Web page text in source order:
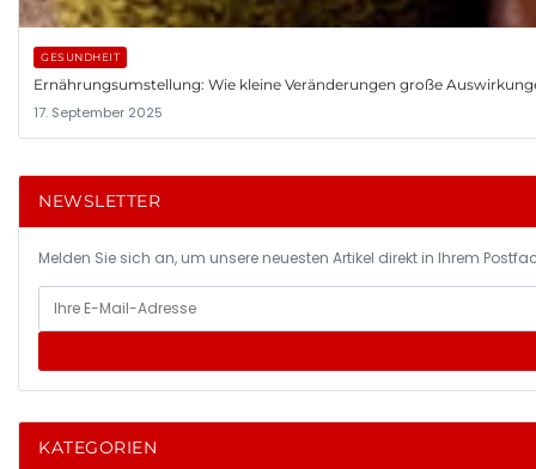
GESUNDHEIT
Ernährungsumstellung: Wie kleine Veränderungen große
17. September 2025
NEWSLETTER
Melden Sie sich an, um unsere neuesten Artikel direkt in Ihrem
KATEGORIEN